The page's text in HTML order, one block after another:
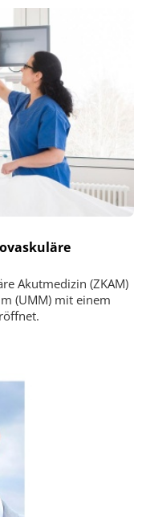
Akutmedizin (ZKAM)
(UMM) mit einem